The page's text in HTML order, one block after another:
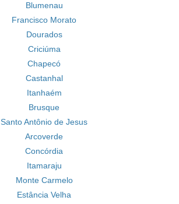
Blumenau
Francisco Morato
Dourados
Criciúma
Chapecó
Castanhal
Itanhaém
Brusque
Santo Antônio de Jesus
Arcoverde
Concórdia
Itamaraju
Monte Carmelo
Estância Velha